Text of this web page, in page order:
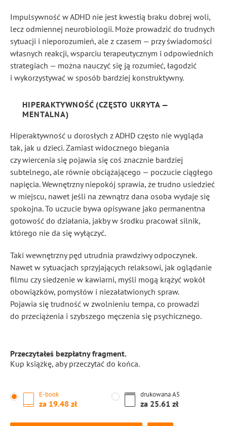
Impulsywność w ADHD nie jest kwestią braku dobrej woli,
lecz odmiennej neurobiologii. Może prowadzić do trudnych
sytuacji i nieporozumień, ale z czasem — przy świadomości
własnych reakcji, wsparciu terapeutycznym i odpowiednich
strategiach — można nauczyć się ją rozumieć, łagodzić
i wykorzystywać w sposób bardziej konstruktywny.
HIPERAKTYWNOŚĆ (CZĘSTO UKRYTA —
MENTALNA)
Hiperaktywność u dorosłych z ADHD często nie wygląda
tak, jak u dzieci. Zamiast widocznego biegania
czy wiercenia się pojawia się coś znacznie bardziej
subtelnego, ale równie obciążającego — poczucie ciągłego
napięcia. Wewnętrzny niepokój sprawia, że trudno usiedzieć
w miejscu, nawet jeśli na zewnątrz dana osoba wydaje się
spokojna. To uczucie bywa opisywane jako permanentna
gotowość do działania, jakby w środku pracował silnik,
którego nie da się wyłączyć.
Taki wewnętrzny pęd utrudnia prawdziwy odpoczynek.
Nawet w sytuacjach sprzyjających relaksowi, jak oglądanie
filmu czy siedzenie w kawiarni, myśli mogą krążyć wokół
obowiązków, pomysłów i niezałatwionych spraw.
Pojawia się trudność w zwolnieniu tempa, co prowadzi
do przeciążenia i szybszego męczenia się psychicznego.
Przeczytałeś bezpłatny fragment.
Kup książkę, aby przeczytać do końca.
E-book
za 19.48
drukowanaA5
za 25.61